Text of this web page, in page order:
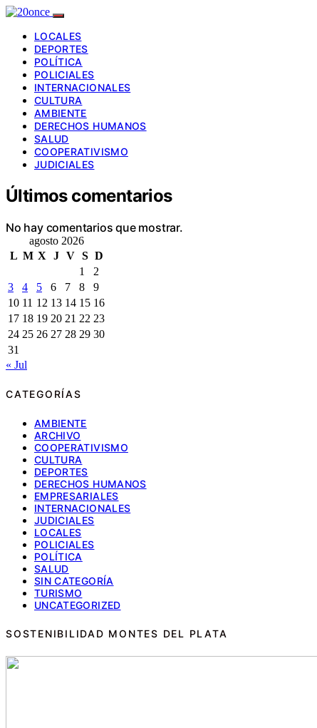
LOCALES
DEPORTES
POLÍTICA
POLICIALES
INTERNACIONALES
CULTURA
AMBIENTE
DERECHOS HUMANOS
SALUD
COOPERATIVISMO
JUDICIALES
Últimos comentarios
No hay comentarios que mostrar.
agosto 2026
L M X J V S D
1
2
3
4 5 6 7 8
9
10 11 12 13 14 15 16
17 18 19 20 21 22 23
24 25 26 27 28 29 30
31
« Jul
CATEGORÍAS
AMBIENTE
ARCHIVO
COOPERATIVISMO
CULTURA
DEPORTES
DERECHOS HUMANOS
EMPRESARIALES
INTERNACIONALES
JUDICIALES
LOCALES
POLICIALES
POLÍTICA
SALUD
SIN CATEGORÍA
TURISMO
UNCATEGORIZED
SOSTENIBILIDAD MONTES DEL PLATA